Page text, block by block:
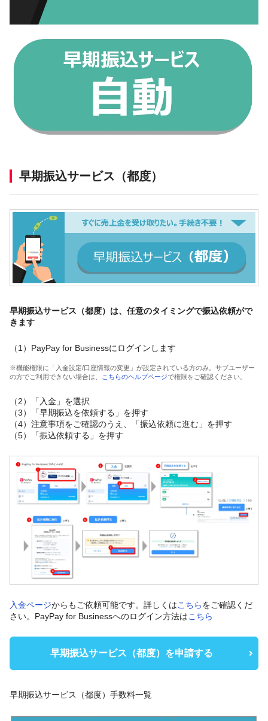
早期振込サービス（都度）
早期振込サービス（都度）は、任意のタイミングで振込依頼がで
きます
（1）PayPay for Businessにログインします
※機能権限に「入金設定/口座情報の変更」が設定されている方のみ。サブユーザー
の方でご利用できない場合は、
こちらのヘルプページで権限をご確認ください。
（2）「入金」を選択
（3）「早期振込を依頼する」を押す
（4）注意事項をご確認のうえ、「振込依頼に進む」を押す
（5）「振込依頼する」を押す
入金ページからもご依頼可能です。詳しくはこちらをご確認くだ
さい。PayPay for Businessへのログイン方法はこちら
早期振込サービス（都度）を申請する
早期振込サービス（都度）手数料一覧